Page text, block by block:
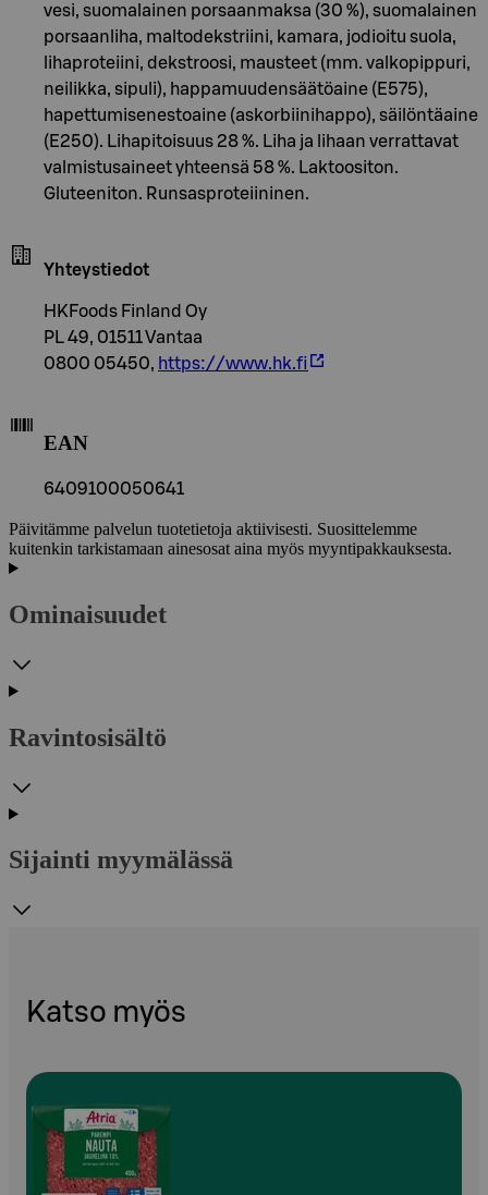
vesi, suomalainen porsaanmaksa (30 %), suomalainen
porsaanliha, maltodekstriini, kamara, jodioitu suola,
lihaproteiini, dekstroosi, mausteet (mm. valkopippuri,
neilikka, sipuli), happamuudensäätöaine (E575),
hapettumisenestoaine (askorbiinihappo), säilöntäaine
(E250). Lihapitoisuus 28 %. Liha ja lihaan verrattavat
valmistusaineet yhteensä 58 %. Laktoositon.
Gluteeniton. Runsasproteiininen.
Yhteystiedot
HKFoods Finland Oy
PL 49, 01511 Vantaa
0800 05450, https://www.hk.fi
EAN
6409100050641
Päivitämme palvelun tuotetietoja aktiivisesti. Suosittelemme
kuitenkin tarkistamaan ainesosat aina myös myyntipakkauksesta.
Ominaisuudet
Ravintosisältö
Sijainti myymälässä
Katso myös